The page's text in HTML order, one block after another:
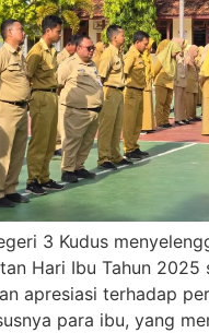
3 Kudus
Hari Ibu Tahun 2025
apresiasi terhadap
para ibu, yang